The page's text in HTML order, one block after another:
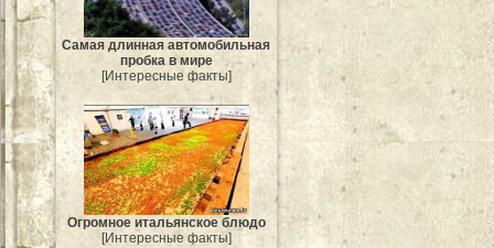
Самая длинная автомобильная
пробка в мире
[Интересные факты]
Огромное итальянское блюдо
[Интересные факты]